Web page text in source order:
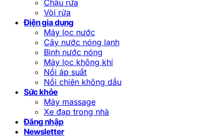
Chậu rửa
Vòi rửa
Điện gia dụng
Máy lọc nước
Cây nước nóng lạnh
Bình nước nóng
Máy lọc không khí
Nồi áp suất
Nồi chiên không dầu
Sức khỏe
Máy massage
Xe đạp trong nhà
Đăng nhập
Newsletter